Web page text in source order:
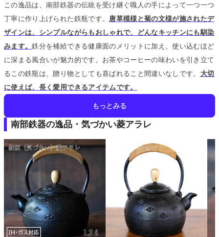
この逸品は、南部鉄器の伝統を受け継ぐ職人の手によって一つ一つ
丁寧に作り上げられた鉄瓶です。 唐草模様と菊の文様が施されたデ
ザインは、シンプルながらもおしゃれで、どんなキッチンにも馴染
みます。鉄分を補給できる健康面のメリットに加え、使い込むほど
に深まる風合いが魅力的です。 お茶やコーヒーの味わいを引き立て
るこの鉄瓶は、贈り物としても喜ばれること間違いなしです。 大切
に使えば、長く愛用できるアイテムです。
もっとみる
南部鉄器の逸品・気づかい菱アラレ